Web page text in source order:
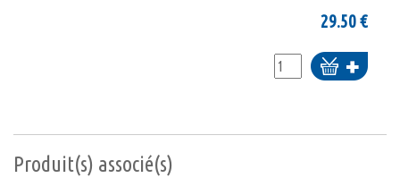
29.50€
Ajouter
au
Produit(s) associé(s)